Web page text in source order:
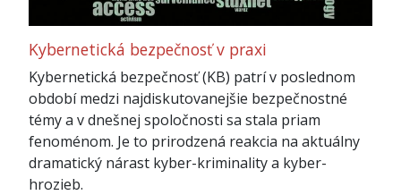
Kybernetická bezpečnosť v praxi
Kybernetická bezpečnosť (KB) patrí v poslednom
období medzi najdiskutovanejšie bezpečnostné
témy a v dnešnej spoločnosti sa stala priam
fenoménom. Je to prirodzená reakcia na aktuálny
dramatický nárast kyber-kriminality a kyber-
hrozieb.